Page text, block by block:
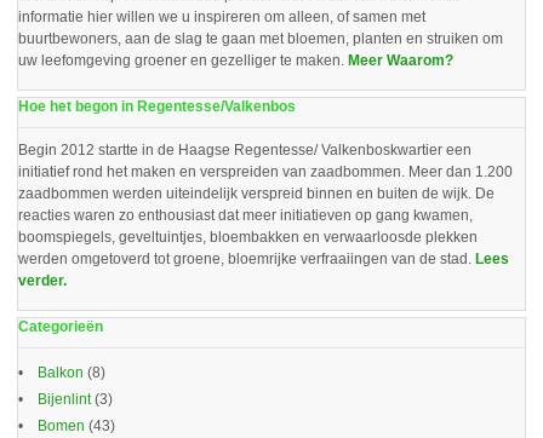
informatie hier willen we u inspireren om alleen, of samen met
buurtbewoners, aan de slag te gaan met bloemen, planten en struiken om
uw leefomgeving groener en gezelliger te maken. Meer Waarom?
Hoe het begon in Regentesse/Valkenbos
Begin 2012 startte in de Haagse Regentesse/ Valkenboskwartier een
initiatief rond het maken en verspreiden van zaadbommen. Meer dan 1.200
zaadbommen werden uiteindelijk verspreid binnen en buiten de wijk. De
reacties waren zo enthousiast dat meer initiatieven op gang kwamen,
boomspiegels, geveltuintjes, bloembakken en verwaarloosde plekken
werden omgetoverd tot groene, bloemrijke verfraaiingen van de stad. Lees
verder.
Categorieën
Balkon (8)
Bijenlint(3)
Bomen (43)